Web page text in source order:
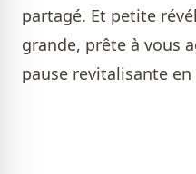
partagé. Et petite
grande, prête à vous
pause revitalisante